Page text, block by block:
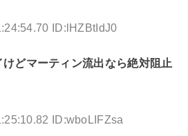
ID:lHZBtIdJ0
どマーティン流出なら絶対阻止
ID:wboLIFZsa